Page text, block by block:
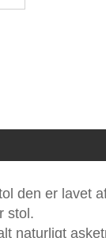
den er lavet
stol.
naturligt